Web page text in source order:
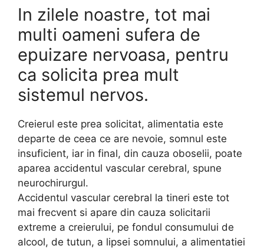
In zilele noastre, tot mai
multi oameni sufera de
epuizare nervoasa, pentru
ca solicita prea mult
sistemul nervos.
Creierul este prea solicitat, alimentatia este
departe de ceea ce are nevoie, somnul este
insuficient, iar in final, din cauza oboselii, poate
aparea accidentul vascular cerebral, spune
neurochirurgul.
Accidentul vascular cerebral la tineri este tot
mai frecvent si apare din cauza solicitarii
extreme a creierului, pe fondul consumului de
alcool, de tutun, a lipsei somnului, a alimentatiei